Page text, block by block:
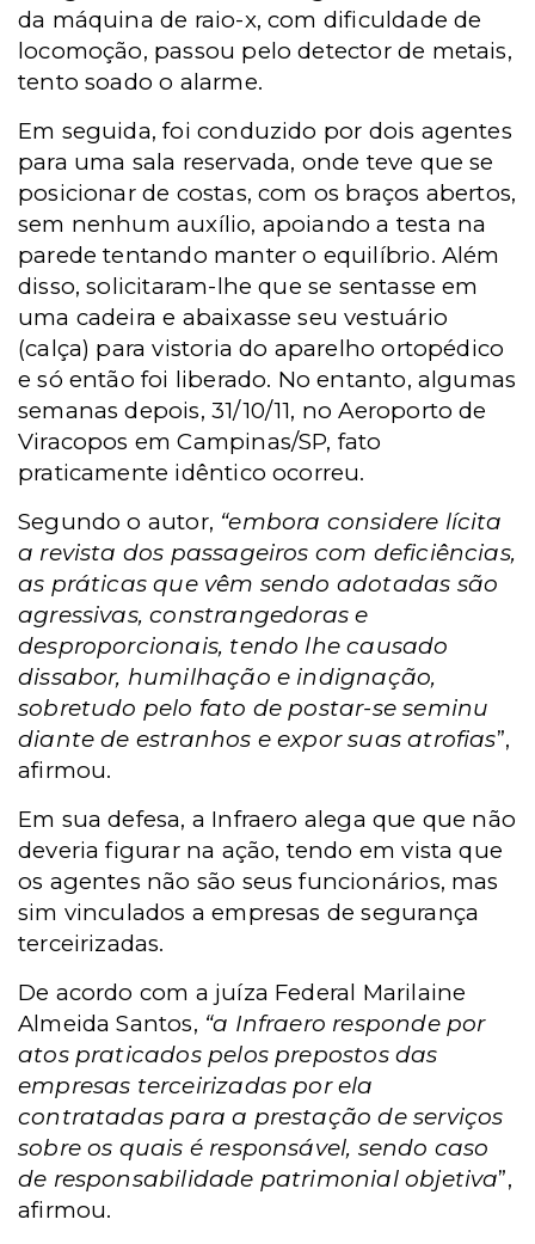
da máquina de raio-x, com dificuldade de
locomoção, passou pelo detector de metais,
tento soado o alarme.
Em seguida, foi conduzido por dois agentes
para uma sala reservada, onde teve que se
posicionar de costas, com os braços abertos,
sem nenhum auxílio, apoiando a testa na
parede tentando manter o equilíbrio. Além
disso, solicitaram-lhe que se sentasse em
uma cadeira e abaixasse seu vestuário
(calça) para vistoria do aparelho ortopédico
e só então foi liberado. No entanto, algumas
semanas depois, 31/10/11, no Aeroporto de
Viracopos em Campinas/SP, fato
praticamente idêntico ocorreu.
Segundo o autor, “embora considere lícita
a revista dos passageiros com deficiências,
as práticas que vêm sendo adotadas são
agressivas, constrangedoras e
desproporcionais, tendo lhe causado
dissabor, humilhação e indignação,
sobretudo pelo fato de postar-se seminu
diante de estranhos e expor suas atrofias”,
afirmou.
Em sua defesa, a Infraero alega que que não
deveria figurar na ação, tendo em vista que
os agentes não são seus funcionários, mas
sim vinculados a empresas de segurança
terceirizadas.
De acordo com a juíza Federal Marilaine
Almeida Santos, “a Infraero responde por
atos praticados pelos prepostos das
empresas terceirizadas por ela
contratadas para a prestação de serviços
sobre os quais é responsável, sendo caso
de responsabilidade patrimonial objetiva”,
afirmou.